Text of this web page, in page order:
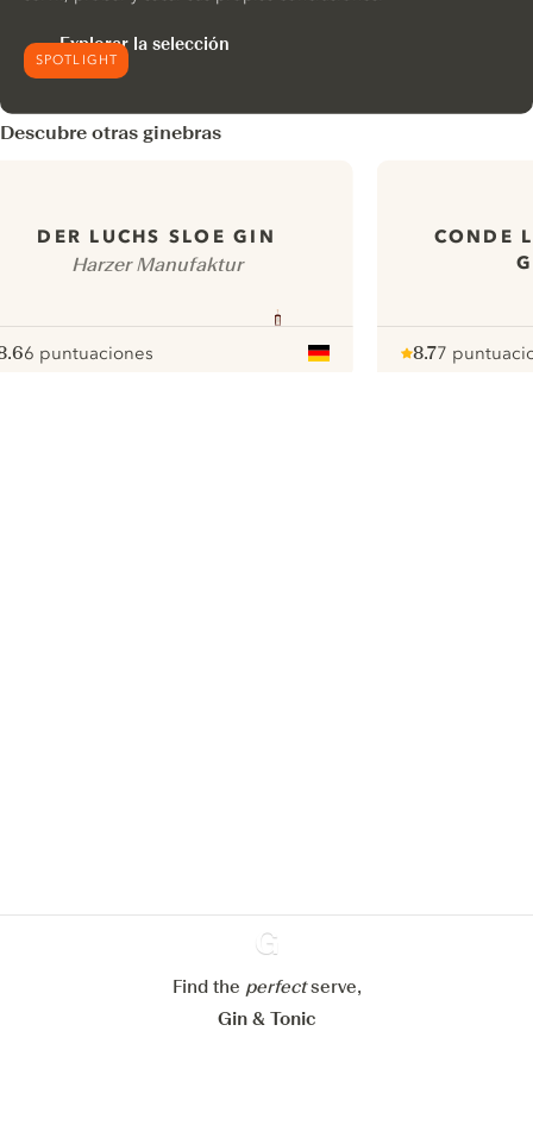
SPOTLIGHT
Explorar la selección
Descubre otras ginebras
DER LUCHS SLOE GIN
Harzer Manufaktur
pour
6 puntuaciones
CONDE
8.7
pour
7
Ginventory
Find the perfectserve,
Gin & Tonic